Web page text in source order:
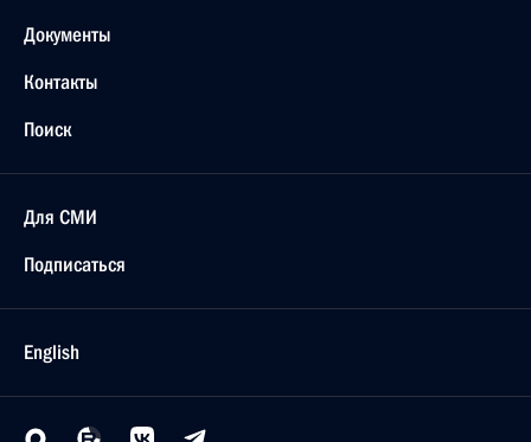
Документы
Контакты
Поиск
Для СМИ
Подписаться
English